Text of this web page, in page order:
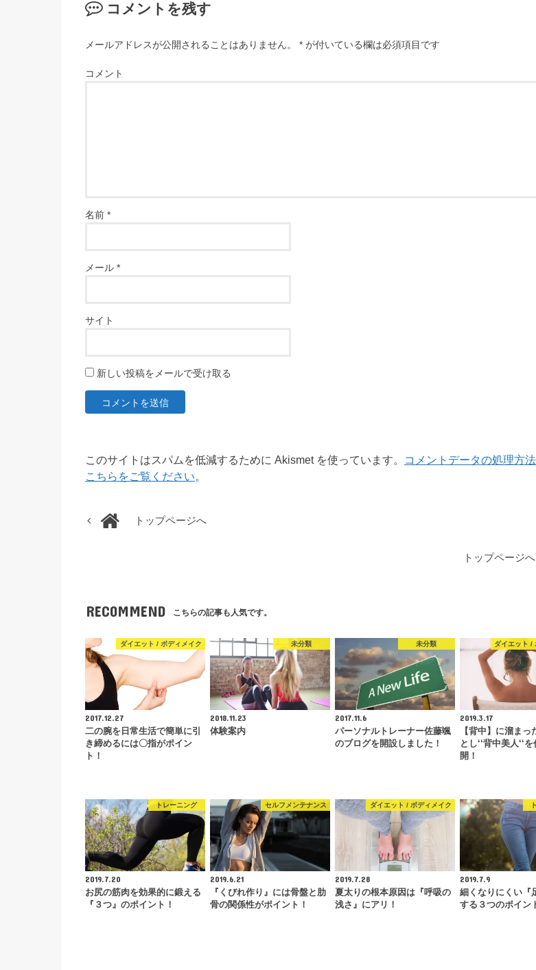
コメントを残す
メールアドレスが公開されることはありません。 * が付いている欄は必須項目です
コメント
名前 *
メール *
サイト
新しい投稿をメールで受け取る
このサイトはスパムを低減するために Akismet を使っています。
コメントデータの処理方
こちらをご覧ください。
トップページへ
トップページへ
RECOMMEND こちらの記事も人気です。
ダイエット / ボディメイク
2017.12.27
二の腕を日常生活で簡単に引
き締めるには〇指がポイン
ト！
未分類
2018.11.23
体験案内
未分類
2017.11.6
パーソナルトレーナー佐藤颯
のブログを開設しました！
ダイエット /
2019.3.17
【背中】に溜まっ
とし‘‘背中美人‘‘
開！
トレーニング
2019.7.20
お尻の筋肉を効果的に鍛える
『３つ』のポイント！
セルフメンテナンス
2019.6.21
『くびれ作り』には骨盤と肋
骨の関係性がポイント！
ダイエット / ボディメイク
2019.7.28
夏太りの根本原因は『呼吸の
浅さ』にアリ！
2019.7.9
細くなりにくい『
する３つのポイン